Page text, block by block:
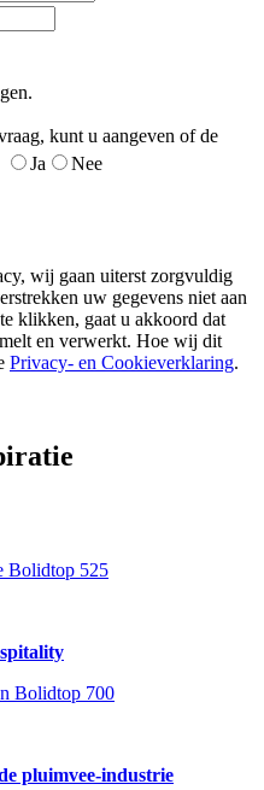
kunt u aangeven of de
Ja Nee
wij gaan uiterst zorgvuldig
uw gegevens niet aan
klikken, gaat u akkoord dat
en verwerkt. Hoe wij dit
Privacy- en Cookieverklaring.
pluimvee-industrie